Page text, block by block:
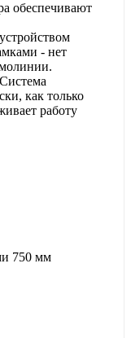
обеспечивают
- нет
как только
работу
750 мм